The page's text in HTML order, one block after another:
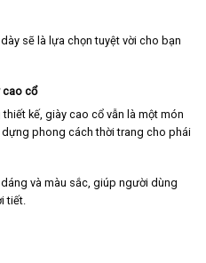
sẽ là lựa chọn tuyệt vời cho bạn
cao cổ
kế, giày cao cổ vẫn là một món
phong cách thời trang cho phái
và màu sắc, giúp người dùng
tiết.